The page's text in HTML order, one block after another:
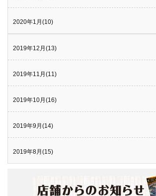
2020年1月(10)
2019年12月(13)
2019年11月(11)
2019年10月(16)
2019年9月(14)
2019年8月(15)